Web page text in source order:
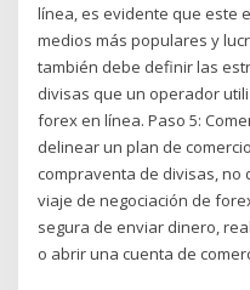
línea, es evidente que este
medios más populares y
también debe definir las
divisas que un operador
forex en línea. Paso 5:
delinear un plan de
compraventa de divisas, no
viaje de negociación de
segura de enviar dinero,
o abrir una cuenta de